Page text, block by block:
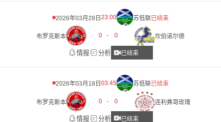
2026年03月28日 23:00 苏低联已结束
布罗克斯本 0 - 0 坎伯诺尔德
情报 分析 已结束
2026年03月18日 03:45 苏低联已结束
布罗克斯本 0 - 0 连利弗哥玫瑰
情报 分析 已结束